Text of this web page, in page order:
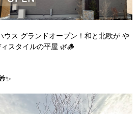
ウス グランドオープン！和と北欧が や
スタイルの平屋 🌿🪵